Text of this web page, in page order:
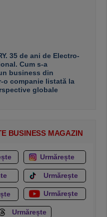
35 de ani de Electro-
Cum s-a
business din
o companie listată la
globale
BUSINESS MAGAZIN
Urmărește
Urmărește
Urmărește
Urmărește